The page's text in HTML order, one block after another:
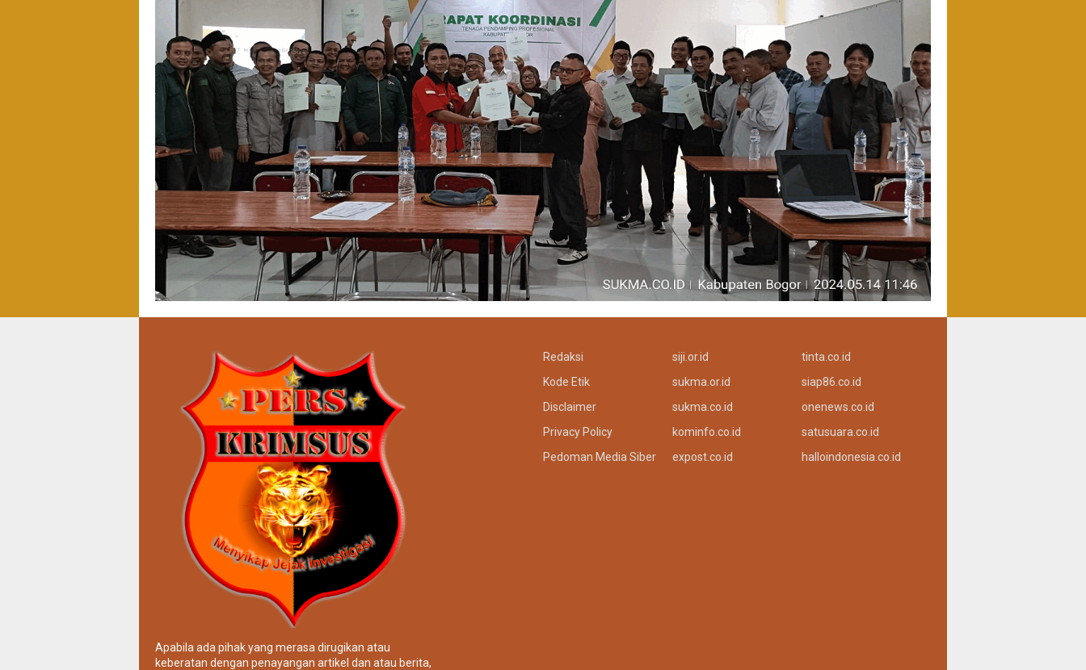
Redaksi
Kode Etik
Disclaimer
Privacy Policy
Pedoman Media Siber
siji.or.id
sukma.or.id
sukma.co.id
kominfo.co.id
expost.co.id
tinta.co.id
siap86.co.id
onenews.co.id
satusuara.co.id
halloindonesia.co.id
Apabila ada pihak yang merasa dirugikan atau
keberatan dengan penayangan artikel dan atau berita,